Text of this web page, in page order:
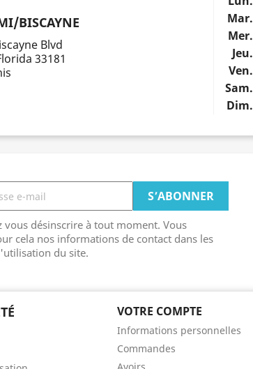
BISCAYNE
Blvd
33181
Mar.
Mer.
Jeu.
Ven.
Sam.
Dim.
vous désinscrire à tout moment. Vous
cela nos informations de contact dans les
du site.
VOTRE COMPTE
Informations personnelles
Commandes